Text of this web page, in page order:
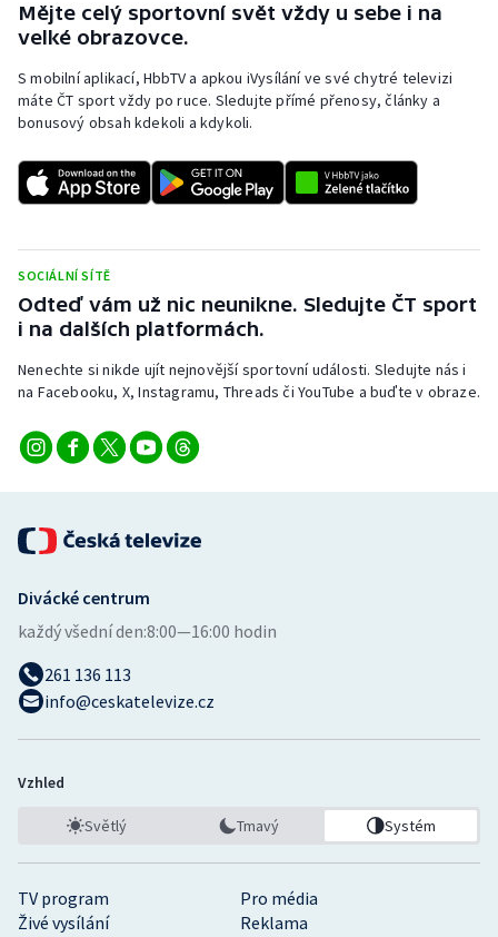
Mějte celý sportovní svět vždy u sebe i na
velké obrazovce.
S mobilní aplikací, HbbTV a apkou iVysílání ve své chytré televizi
máte ČT sport vždy po ruce. Sledujte přímé přenosy, články a
bonusový obsah kdekoli a kdykoli.
SOCIÁLNÍ SÍTĚ
Odteď vám už nic neunikne. Sledujte ČT sport
i na dalších platformách.
Nenechte si nikde ujít nejnovější sportovní události. Sledujte nás i
na Facebooku, X, Instagramu, Threads či YouTube a buďte v obraze.
TV program
Pro média
Živé vysílání
Reklama
Divácké centrum
každý všední den:8:00—16:00 hodin
261 136 113
info@ceskatelevize.cz
Vzhled
Světlý Tmavý Systém